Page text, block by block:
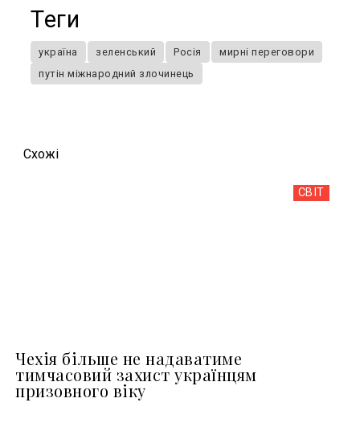
Теги
україна зеленський Росія
мирні переговори
путін міжнародний злочинець
Схожi
СВІТ
Чехія більше не надаватиме
тимчасовий захист українцям
призовного віку